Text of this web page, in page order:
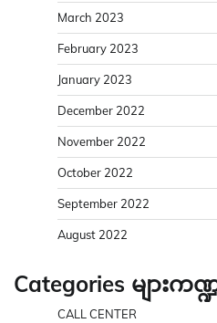
March 2023
February 2023
January 2023
December 2022
November 2022
October 2022
September 2022
August 2022
Categories များ
CALL CENTER